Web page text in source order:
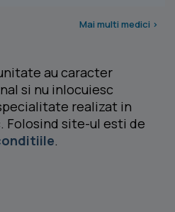
Mai multi medici >
au caracter
si nu inlocuiesc
realizat in
Folosind site-ul esti de
.